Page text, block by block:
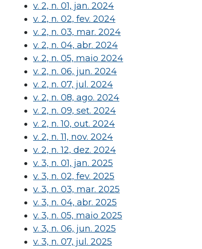
v. 2, n. 01, jan. 2024
v. 2, n. 02, fev. 2024
v. 2, n. 03, mar. 2024
v. 2, n. 04, abr. 2024
v. 2, n. 05, maio 2024
v. 2, n. 06, jun. 2024
v. 2, n. 07, jul. 2024
v. 2, n. 08, ago. 2024
v. 2, n. 09, set. 2024
v. 2, n. 10, out. 2024
v. 2, n. 11, nov. 2024
v. 2, n. 12, dez. 2024
v. 3, n. 01, jan. 2025
v. 3, n. 02, fev. 2025
v. 3, n. 03, mar. 2025
v. 3, n. 04, abr. 2025
v. 3, n. 05, maio 2025
v. 3, n. 06, jun. 2025
v. 3, n. 07, jul. 2025